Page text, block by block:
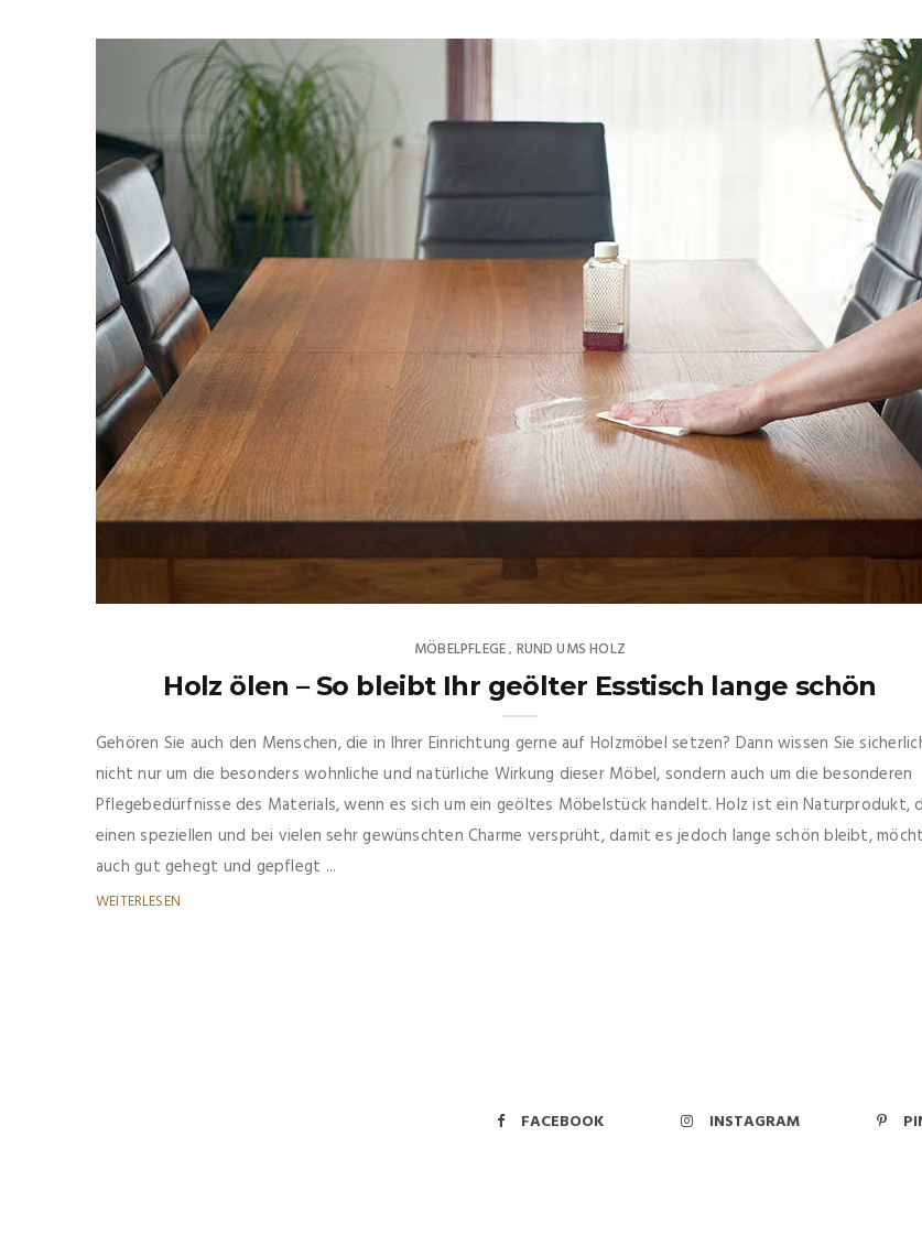
MÖBELPFLEGE, RUND UMS HOLZ
Holz ölen – So bleibt Ihr geölter Esstisch lange schön
Gehören Sie auch den Menschen, die in Ihrer Einrichtung gerne auf Holzmöbel setzen? Dann wissen Sie
nicht nur um die besonders wohnliche und natürliche Wirkung dieser Möbel, sondern auch um die besonderen
Pflegebedürfnisse des Materials, wenn es sich um ein geöltes Möbelstück handelt. Holz ist ein Naturprodukt,
einen speziellen und bei vielen sehr gewünschten Charme versprüht, damit es jedoch lange schön bleibt,
auch gut gehegt und gepflegt ...
WEITERLESEN
FACEBOOK INSTAGRAM